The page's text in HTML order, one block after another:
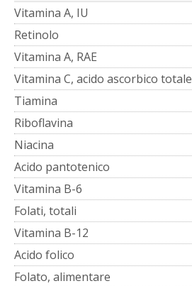
Vitamina A, IU
Retinolo
Vitamina A, RAE
Vitamina C, acido ascorbico totale
Tiamina
Riboflavina
Niacina
Acido pantotenico
Vitamina B-6
Folati, totali
Vitamina B-12
Acido folico
Folato, alimentare